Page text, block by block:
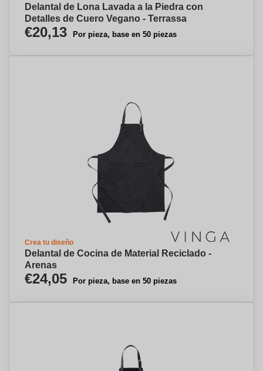
Delantal de Lona Lavada a la Piedra con
Detalles de Cuero Vegano - Terrassa
€20,13 Por pieza, base en 50 piezas
Crea tu diseño
Delantal de Cocina de Material Reciclado -
Arenas
€24,05 Por pieza, base en 50 piezas